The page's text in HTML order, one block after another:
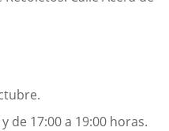
de 17:00 a 19:00 horas.